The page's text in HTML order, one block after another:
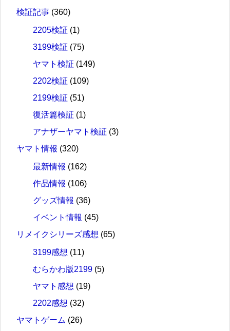
検証記事 (360)
2205検証 (1)
3199検証 (75)
ヤマト検証 (149)
2202検証 (109)
2199検証 (51)
復活篇検証 (1)
アナザーヤマト検証 (3)
ヤマト情報 (320)
最新情報 (162)
作品情報 (106)
グッズ情報 (36)
イベント情報 (45)
リメイクシリーズ感想 (65)
3199感想 (11)
むらかわ版2199 (5)
ヤマト感想 (19)
2202感想 (32)
ヤマトゲーム (26)